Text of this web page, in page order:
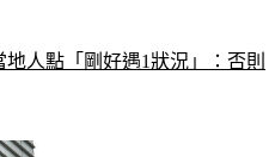
人點「剛好遇1狀況」：否則